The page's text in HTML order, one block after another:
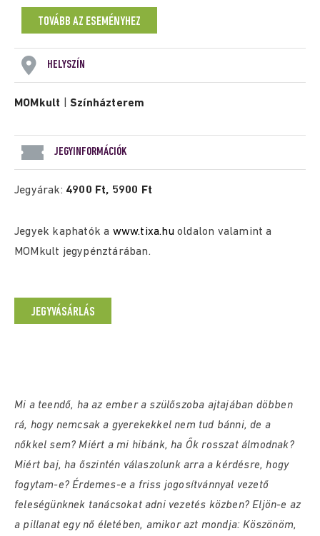
TOVÁBB AZ ESEMÉNYHEZ
HELYSZÍN
MOMkult |Színházterem
JEGYINFORMÁCIÓK
Jegyárak: 4900 Ft, 5900 Ft
Jegyek kaphatók a www.tixa.huoldalon valamint a
MOMkult jegypénztárában.
JEGYVÁSÁRLÁS
Mi a teendő, ha az ember a szülőszoba ajtajában döbben
rá, hogy nemcsak a gyerekekkel nem tud bánni, de a
nőkkel sem? Miért a mi hibánk, ha Ők rosszat álmodnak?
Miért baj, ha őszintén válaszolunk arra a kérdésre, hogy
fogytam-e? Érdemes-e a friss jogosítvánnyal vezető
feleségünknek tanácsokat adni vezetés közben? Eljön-e az
a pillanat egy nő életében, amikor azt mondja: Köszönöm,